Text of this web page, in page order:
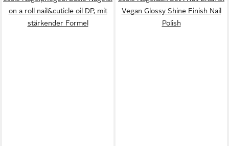
on a roll nail&cuticle oil DP, mit
stärkender Formel
Vegan Glossy Shine Finish Nail
Polish